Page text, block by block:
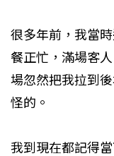
很多年前，我當
餐正忙，滿場客
場忽然把我拉到
怪的。
我到現在都記得